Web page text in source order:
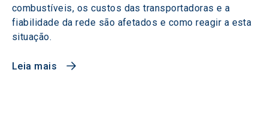
combustíveis, os custos das transportadoras e a
fiabilidade da rede são afetados e como reagir a esta
situação.
Leia mais